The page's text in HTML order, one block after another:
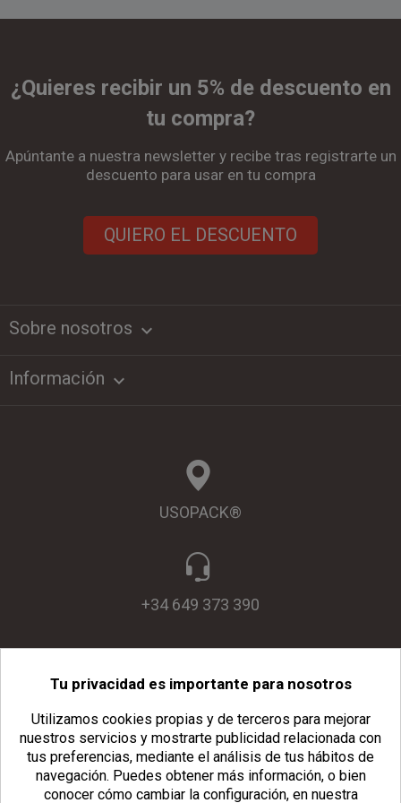
¿Quieres recibir un 5% de descuento en
tu compra?
Apúntante a nuestra newsletter y recibe tras registrarte un
descuento para usar en tu compra
QUIERO EL DESCUENTO
Sobre nosotros keyboard_arrow_down
Información 
USOPACK®
+34 649 373 390
info@usopack.com
Tu privacidad es importante para nosotros
Utilizamos cookies propias y de terceros para mejorar
nuestros servicios y mostrarte publicidad relacionada con
tus preferencias, mediante el análisis de tus hábitos de
navegación. Puedes obtener más información, o bien
conocer cómo cambiar la configuración, en nuestra